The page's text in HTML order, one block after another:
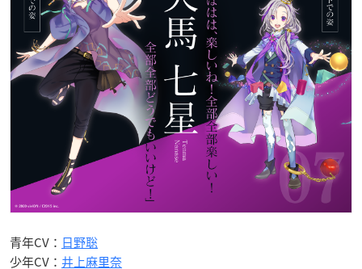
青年CV： 日野聡
少年CV： 井上麻里奈